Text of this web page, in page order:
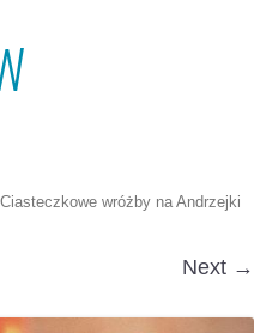
Ciasteczkowe wróżby na Andrzejki
Next →